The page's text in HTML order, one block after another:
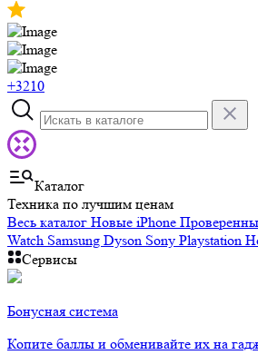
+3210
Каталог
Техника по лучшим ценам
Весь каталог Новые iPhone
Watch Samsung Dyson Sony Playstation
Сервисы
Бонусная система
Копите баллы и обменивайте их на